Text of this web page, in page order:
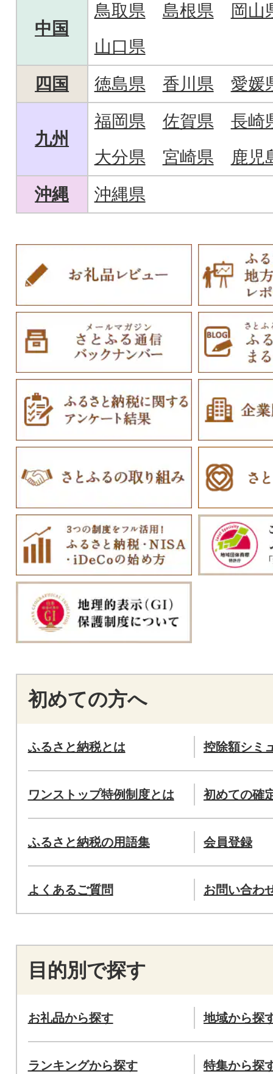
中国
鳥取県 島根県
岡山
山口県
四国
徳島県 香川県 愛媛
九州
福岡県 佐賀県
長崎
大分県
宮崎県
鹿児
沖縄
沖縄県
初めての方へ
ふるさと納税とは 控除額シミ
ワンストップ特例制度とは 初めての確
ふるさと納税の用語集 会員登録
よくあるご質問 お問い合わ
目的別で探す
お礼品から探す 地域から探
ランキングから探す 特集から探